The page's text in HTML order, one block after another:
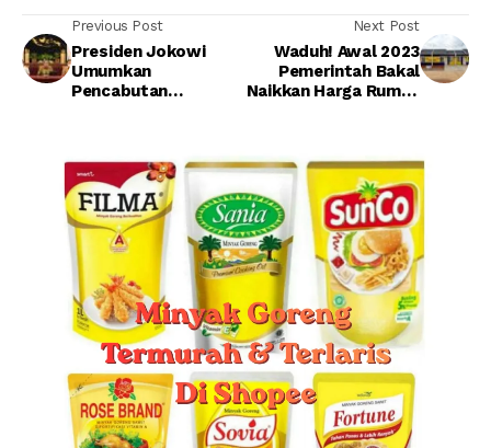
Previous Post
Presiden Jokowi
Umumkan
Pencabutan
Next Post
Waduh! Awal 2023
Pemerintah Bakal
Naikkan Harga Rumah